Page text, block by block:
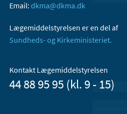
Email: dkma@dkma.dk
Lægemiddelstyrelsen er en del af
Sundheds- og Kirkeministeriet.
Kontakt Lægemiddelstyrelsen
44 88 95 95 (kl. 9 - 15)